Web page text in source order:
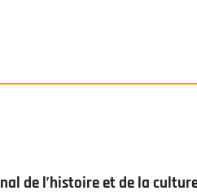
de l’histoire et de la